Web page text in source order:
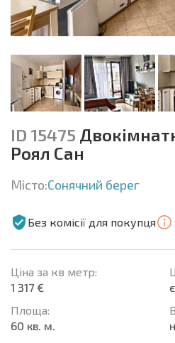
ID 15475
Роял Сан
Місто:Сонячний берег
Без комісії для покупця
Ціна за кв метр:
1 317 €
Площа:
60 кв. м.
є